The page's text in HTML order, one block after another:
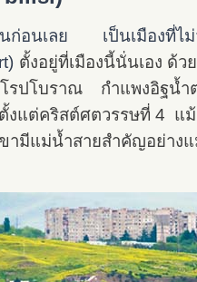
นก่อนเลย เป็นเมืองที่ไม่
ตั้งอยู่ที่เมืองนี้นั่นเอง ด้ว
รปโบราณ กำแพงอิฐน้ำ
งแต่คริสต์ศตวรรษที่ 4 แม้
ามีแม่น้ำสายสำคัญอย่าง